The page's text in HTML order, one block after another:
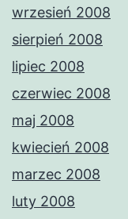
wrzesień 2008
sierpień 2008
lipiec 2008
czerwiec 2008
maj 2008
kwiecień 2008
marzec 2008
luty 2008